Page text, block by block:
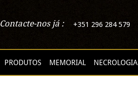
Contacte-nos já : +351 296 284 579
PRODUTOS MEMORIAL NECROLOGIA